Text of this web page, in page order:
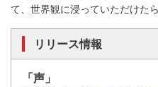
て、世界観に浸っていただけた
リリース情報
「声」